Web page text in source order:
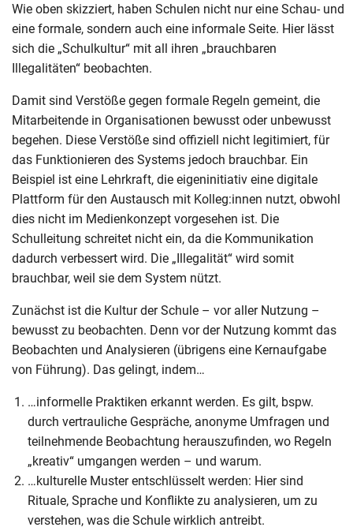
Wie oben skizziert, haben Schulen nicht nur eine Schau- und
eine formale, sondern auch eine informale Seite. Hier lässt
sich die „Schulkultur“ mit all ihren „brauchbaren
Illegalitäten“ beobachten.
Damit sind Verstöße gegen formale Regeln gemeint, die
Mitarbeitende in Organisationen bewusst oder unbewusst
begehen. Diese Verstöße sind offiziell nicht legitimiert, für
das Funktionieren des Systems jedoch brauchbar. Ein
Beispiel ist eine Lehrkraft, die eigeninitiativ eine digitale
Plattform für den Austausch mit Kolleg:innen nutzt, obwohl
dies nicht im Medienkonzept vorgesehen ist. Die
Schulleitung schreitet nicht ein, da die Kommunikation
dadurch verbessert wird. Die „Illegalität“ wird somit
brauchbar, weil sie dem System nützt.
Zunächst ist die Kultur der Schule – vor aller Nutzung –
bewusst zu beobachten. Denn vor der Nutzung kommt das
Beobachten und Analysieren (übrigens eine Kernaufgabe
von Führung). Das gelingt, indem…
…informelle Praktiken erkannt werden. Es gilt, bspw.
durch vertrauliche Gespräche, anonyme Umfragen und
teilnehmende Beobachtung herauszufinden, wo Regeln
„kreativ“ umgangen werden – und warum.
…kulturelle Muster entschlüsselt werden: Hier sind
Rituale, Sprache und Konflikte zu analysieren, um zu
verstehen, was die Schule wirklich antreibt.